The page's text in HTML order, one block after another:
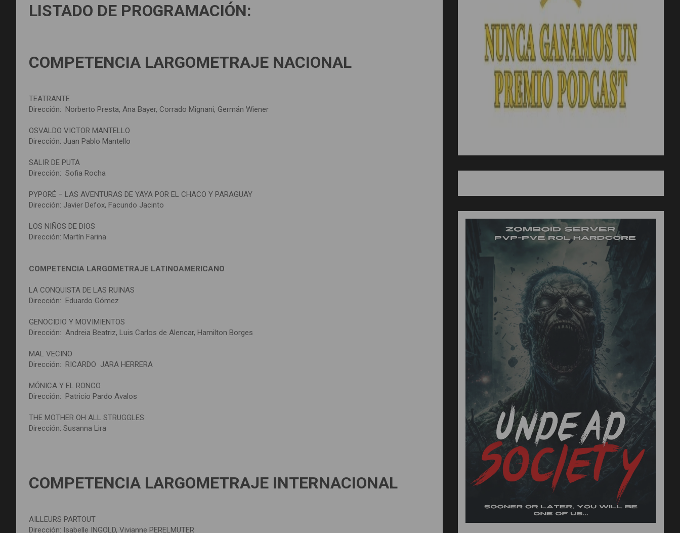
LISTADO DE PROGRAMACIÓN:
COMPETENCIA LARGOMETRAJE NACIONAL
TEATRANTE
Dirección: Norberto Presta, Ana Bayer, Corrado Mignani, Germán Wiener
OSVALDO VICTOR MANTELLO
Dirección: Juan Pablo Mantello
SALIR DE PUTA
Dirección: Sofia Rocha
PYPORÉ – LAS AVENTURAS DE YAYA POR EL CHACO Y PARAGUAY
Dirección: Javier Defox, Facundo Jacinto
LOS NIÑOS DE DIOS
Dirección: Martín Farina
COMPETENCIA LARGOMETRAJE LATINOAMERICANO
LA CONQUISTA DE LAS RUINAS
Dirección: Eduardo Gómez
GENOCIDIO Y MOVIMIENTOS
Dirección: Andreia Beatriz, Luis Carlos de Alencar, Hamilton Borges
MAL VECINO
Dirección: RICARDO JARA HERRERA
MÓNICA Y EL RONCO
Dirección: Patricio Pardo Avalos
THE MOTHER OH ALL STRUGGLES
Dirección: Susanna Lira
COMPETENCIA LARGOMETRAJE INTERNACIONAL
AILLEURS PARTOUT
Dirección: Isabelle INGOLD, Vivianne PERELMUTER